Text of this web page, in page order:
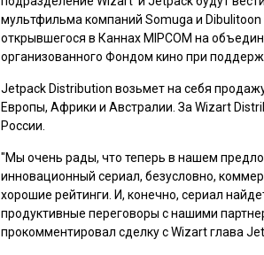
мультфильма компаний Somuga и Dibulitoon
открывшегося в Каннах MIPCOM на
организованного Фондом кино при
Jetpack Distribution возьмет на себя
Европы, Африки и Австралии. За Wizart
России.
"Мы очень рады, что теперь в нашем
инновационный сериал, безусловно,
хорошие рейтинги. И, конечно, сериал
продуктивные переговоры с нашими
прокомментировал сделку с Wizart глава